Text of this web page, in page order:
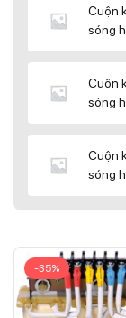
Cuộn
sóng
Cuộn
sóng
Cuộn
sóng
-35%